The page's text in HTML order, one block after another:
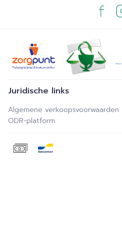
Juridische links
Algemene verkoopsvoorwaarden
ODR-platform